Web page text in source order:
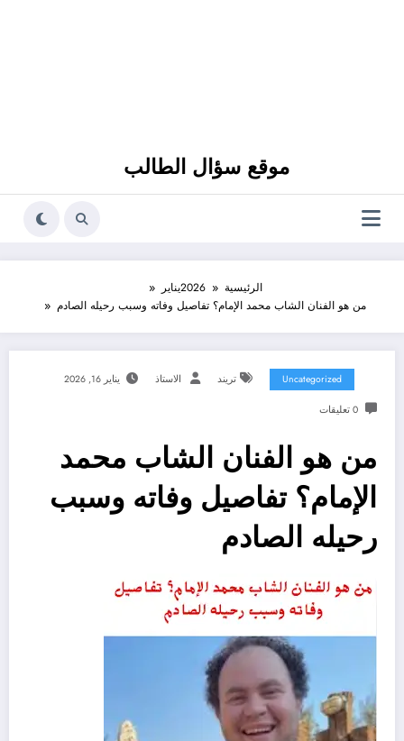
موقع سؤال الطالب
الرئيسية 2026يناير
من هو الفنان الشاب محمد الإمام؟ تفاصيل وفاته وسبب رحيله الصادم
Uncategorized تريند الاستاذ يناير 16, 2026
0 تعليقات
من هو الفنان الشاب محمد
الإمام؟ تفاصيل وفاته وسبب
رحيله الصادم